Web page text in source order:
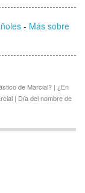
- Más sobre
de Marcial? | ¿En
| Día del nombre de